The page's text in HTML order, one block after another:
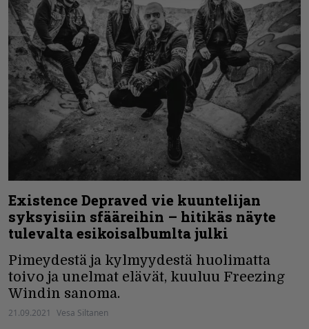
Existence Depraved vie kuuntelijan
syksyisiin sfääreihin – hitikäs näyte
tulevalta esikoisalbumlta julki
Pimeydestä ja kylmyydestä huolimatta
toivo ja unelmat elävät, kuuluu Freezing
Windin sanoma.
21.09.2021 Vesa Siltanen